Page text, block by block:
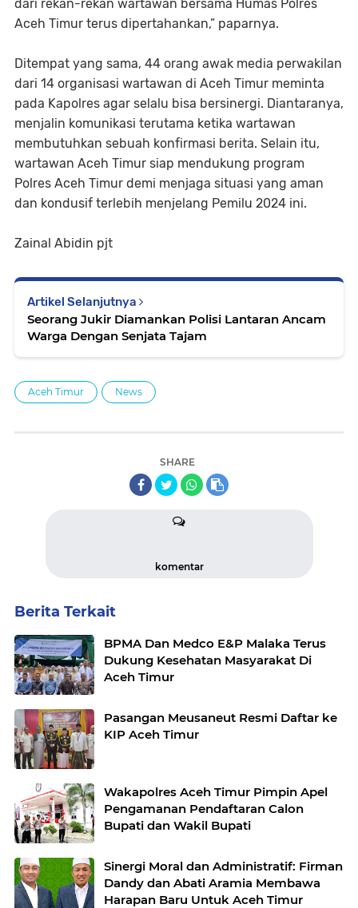
dari rekan-rekan wartawan bersama Humas Polres
Aceh Timur terus dipertahankan,” paparnya.
Ditempat yang sama, 44 orang awak media perwakilan
dari 14 organisasi wartawan di Aceh Timur meminta
pada Kapolres agar selalu bisa bersinergi. Diantaranya,
menjalin komunikasi terutama ketika wartawan
membutuhkan sebuah konfirmasi berita. Selain itu,
wartawan Aceh Timur siap mendukung program
Polres Aceh Timur demi menjaga situasi yang aman
dan kondusif terlebih menjelang Pemilu 2024 ini.
Zainal Abidin pjt
Artikel Selanjutnya
Seorang Jukir Diamankan Polisi Lantaran Ancam
Warga Dengan Senjata Tajam
Aceh Timur News
SHARE
komentar
Berita Terkait
BPMA Dan Medco E&P Malaka Terus
Dukung Kesehatan Masyarakat Di
Aceh Timur
Pasangan Meusaneut Resmi Daftar ke
KIP Aceh Timur
Wakapolres Aceh Timur Pimpin Apel
Pengamanan Pendaftaran Calon
Bupati dan Wakil Bupati
Sinergi Moral dan Administratif: Firman
Dandy dan Abati Aramia Membawa
Harapan Baru Untuk Aceh Timur